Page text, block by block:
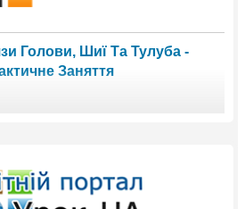
Голови, Шиї Та Тулуба -
Заняття